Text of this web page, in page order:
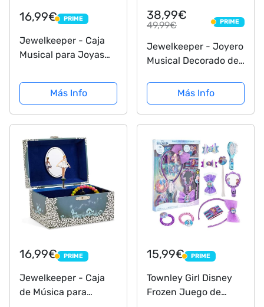
16,99€ PRIME
PRIME
Jewelkeeper - Caja
Musical para Joyas
Unicornio Algodón
Azucarado - Melodía
Más Info
38,99€
49,99€ PRIME
PRIME
Jewelkeeper - Joyero
Musical Decorado de
con 3 Cajones
Extraíbles - Melodía
de la Danza del Hada
Más Info
16,99€ PRIME
PRIME
Jewelkeeper - Caja
de Música para
15,99€ PRIME
PRIME
Townley Girl Disney
Frozen Juego de